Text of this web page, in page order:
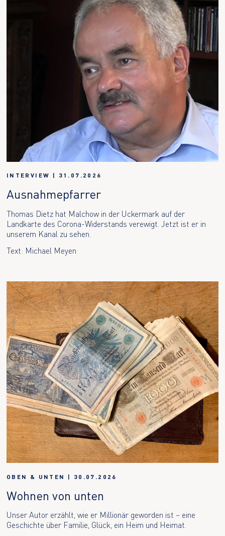
INTERVIEW | 31.07.2026
Ausnahmepfarrer
Thomas Dietz hat Malchow in der Uckermark auf der
Landkarte des Corona-Widerstands verewigt. Jetzt ist er in
unserem Kanal zu sehen.
Text: Michael Meyen
OBEN & UNTEN | 30.07.2026
Wohnen von unten
Unser Autor erzählt, wie er Millionär geworden ist – eine
Geschichte über Familie, Glück, ein Heim und Heimat.